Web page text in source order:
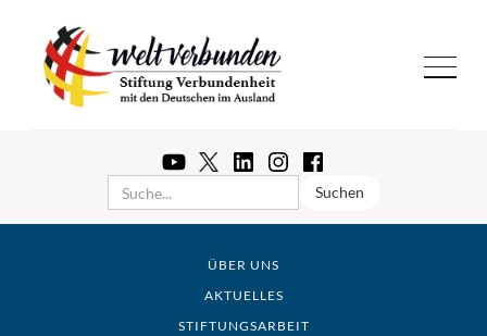
ÜBER UNS
AKTUELLES
STIFTUNGSARBEIT